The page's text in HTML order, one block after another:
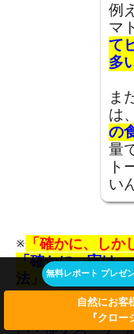
例
マ
て
多
ま
は、
の
量
ト
い
※ 「確かに、しか
「確かに、実は、
法」については↓
イエスバット
い・使える「７つ
無料レポート プレゼ
自然にお客
『クロ